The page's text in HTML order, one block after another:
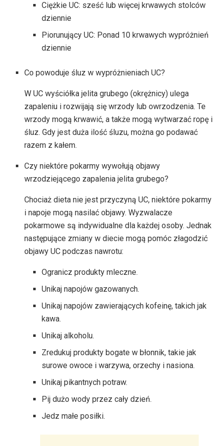
Ciężkie UC: sześć lub więcej krwawych stolców
dziennie
Piorunujący UC: Ponad 10 krwawych wypróżnień
dziennie
Co powoduje śluz w wypróżnieniach UC?
W UC wyściółka jelita grubego (okrężnicy) ulega
zapaleniu i rozwijają się wrzody lub owrzodzenia. Te
wrzody mogą krwawić, a także mogą wytwarzać ropę i
śluz. Gdy jest duża ilość śluzu, można go podawać
razem z kałem.
Czy niektóre pokarmy wywołują objawy
wrzodziejącego zapalenia jelita grubego?
Chociaż dieta nie jest przyczyną UC, niektóre pokarmy
i napoje mogą nasilać objawy. Wyzwalacze
pokarmowe są indywidualne dla każdej osoby. Jednak
następujące zmiany w diecie mogą pomóc złagodzić
objawy UC podczas nawrotu:
Ogranicz produkty mleczne.
Unikaj napojów gazowanych.
Unikaj napojów zawierających kofeinę, takich jak
kawa.
Unikaj alkoholu.
Zredukuj produkty bogate w błonnik, takie jak
surowe owoce i warzywa, orzechy i nasiona.
Unikaj pikantnych potraw.
Pij dużo wody przez cały dzień.
Jedz małe posiłki.